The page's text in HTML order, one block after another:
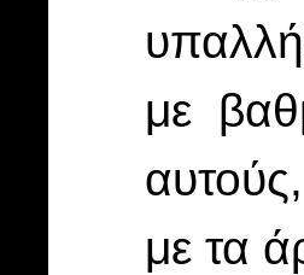
με
με τα